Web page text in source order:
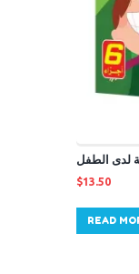
لدى الطفل
$13.50
READ